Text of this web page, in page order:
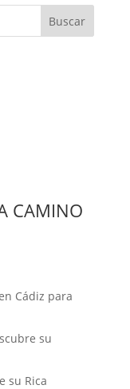
CAMINO
Cádiz para
su
su Rica